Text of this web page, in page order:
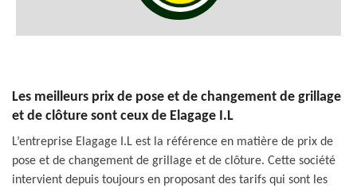
Les meilleurs prix de pose et de changement de grillage
et de clôture sont ceux de Elagage I.L
L’entreprise Elagage I.L est la référence en matière de prix de
pose et de changement de grillage et de clôture. Cette société
intervient depuis toujours en proposant des tarifs qui sont les